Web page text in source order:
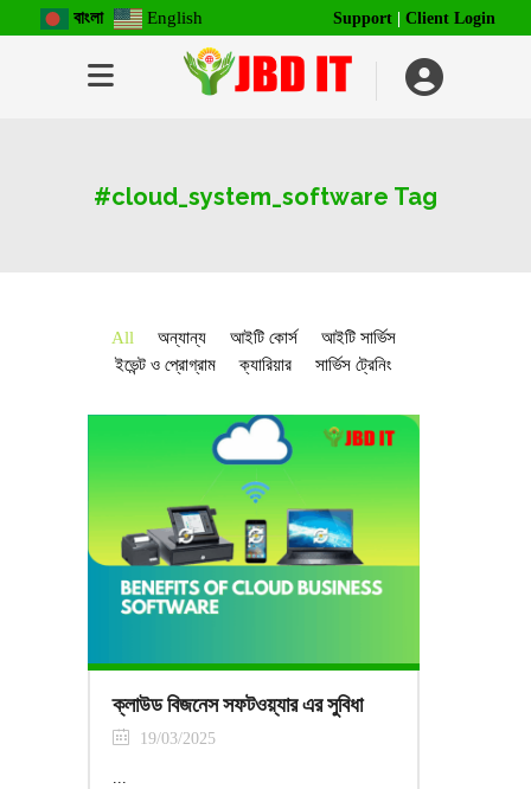
বাংলা English Support Client Login
#cloud_system_software Tag
All অন্যান্য আইটি কোর্স
আইটি সার্ভিস
ইভেন্ট ও প্রোগ্রাম
ক্যারিয়ার সার্ভিস ট্রেনিং
ক্লাউড বিজনেস সফটওয়্যার এর সুবিধা
19/03/2025
...